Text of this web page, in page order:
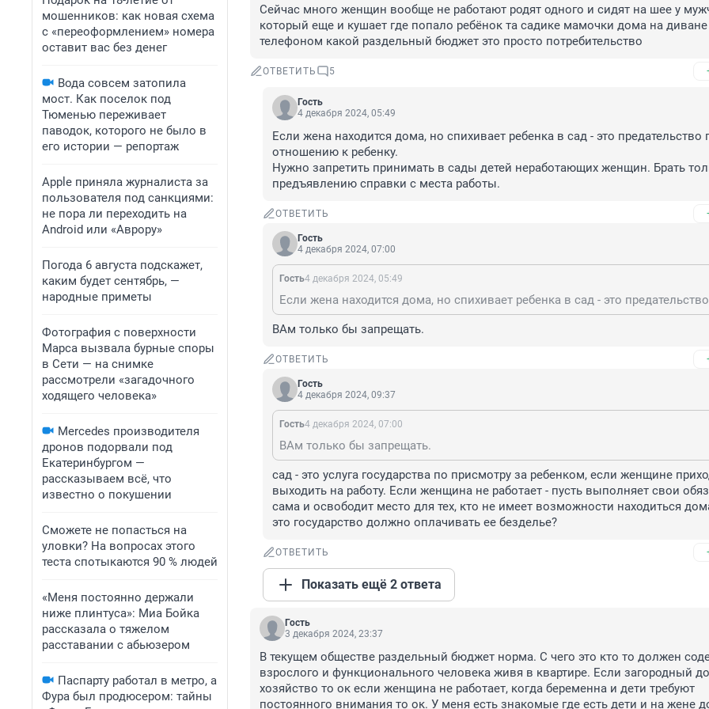
мошенников: как новая схема
с «переоформлением» номера
оставит вас без денег
Вода совсем затопила
мост. Как поселок под
Тюменью переживает
паводок, которого не было в
его истории — репортаж
Apple приняла журналиста за
пользователя под санкциями:
не пора ли переходить на
Android или «Аврору»
Погода 6 августа подскажет,
каким будет сентябрь, —
народные приметы
Фотография с поверхности
Марса вызвала бурные споры
в Сети — на снимке
рассмотрели «загадочного
ходящего человека»
Mercedes производителя
дронов подорвали под
Екатеринбургом —
рассказываем всё, что
известно о покушении
Сможете не попасться на
уловки? На вопросах этого
теста спотыкаются 90 % людей
«Меня постоянно держали
ниже плинтуса»: Миа Бойка
рассказала о тяжелом
расставании с абьюзером
Паспарту работал в метро, а
Фура был продюсером: тайны
Сейчас много женщин вообще не работают родят одного и сидят на шее у
который еще и кушает где попало ребёнок та садике мамочки дома на
телефоном какой раздельный бюджет это просто потребительство
ОТВЕТИТЬ 5
Гость
4 декабря 2024, 05:49
Если жена находится дома, но спихивает ребенка в сад - это предательство
отношению к ребенку.
Нужно запретить принимать в сады детей неработающих женщин. Брать
предъявлению справки с места работы.
ОТВЕТИТЬ
Гость
4 декабря 2024, 07:00
Гость4 декабря 2024, 05:49
ВАм только бы запрещать.
ОТВЕТИТЬ
Гость
4 декабря 2024, 09:37
Гость4 декабря 2024, 07:00
ВАм только бы запрещать.
сад - это услуга государства по присмотру за ребенком, если женщине
выходить на работу. Если женщина не работает - пусть выполняет свои
сама и освободит место для тех, кто не имеет возможности находиться
это государство должно оплачивать ее безделье?
ОТВЕТИТЬ
Показать ещё 2 ответа
Гость
3 декабря 2024, 23:37
В текущем обществе раздельный бюджет норма. С чего это кто то должен
взрослого и функционального человека живя в квартире. Если загородный
хозяйство то ок если женщина не работает, когда беременна и дети требуют
постоянного внимания то ок. У меня есть знакомые где есть дети и на жене